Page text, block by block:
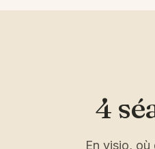
4
En visio,